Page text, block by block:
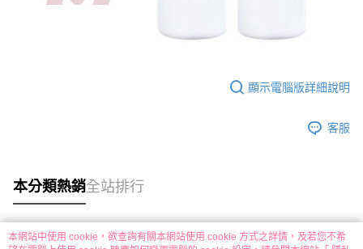
顯示電腦版詳細說明
客服
本分類熱銷全站排行
本網站中使用 cookie，欲查詢有關本網站使用 cookie 方式之詳情，及若您不希